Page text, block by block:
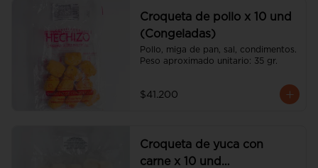
Croqueta de pollo x 10 und
(Congeladas)
Pollo, miga de pan, sal, condimentos.
Peso aproximado unitario: 35 gr.
$41.200
Croqueta de yuca con
carne x 10 und